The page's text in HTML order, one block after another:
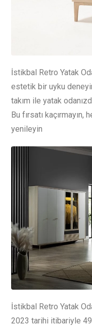
İstikbal Retro Yatak
estetik bir uyku
takım ile yatak
Bu fırsatı
yenileyin
İstikbal Retro Yatak
2023 tarihi itibariyle